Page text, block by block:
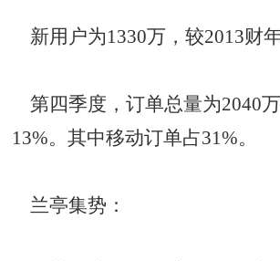
新用户为1330万，较2013财年
第四季度，订单总量为2040
13%。其中移动订单占31%。
兰亭集势：